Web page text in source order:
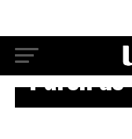
Paren